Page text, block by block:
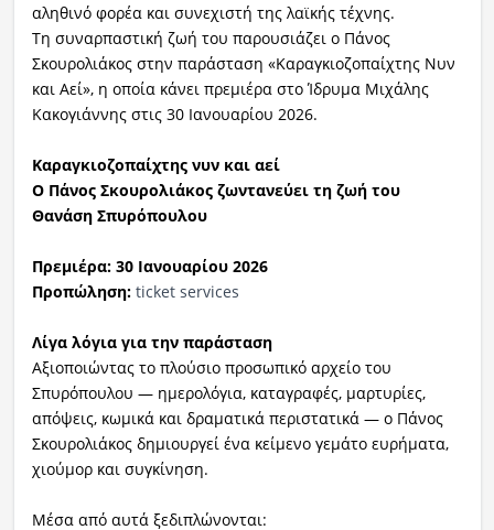
αληθινό φορέα και συνεχιστή της λαϊκής τέχνης.
Τη συναρπαστική ζωή του παρουσιάζει ο Πάνος
Σκουρολιάκος στην παράσταση «Καραγκιοζοπαίχτης Νυν
και Αεί», η οποία κάνει πρεμιέρα στο Ίδρυμα Μιχάλης
Κακογιάννης στις 30 Ιανουαρίου 2026.
Καραγκιοζοπαίχτης νυν και αεί
Ο Πάνος Σκουρολιάκος ζωντανεύει τη ζωή του
Θανάση Σπυρόπουλου
Πρεμιέρα: 30 Ιανουαρίου 2026
Προπώληση: ticket services
Λίγα λόγια για την παράσταση
Αξιοποιώντας το πλούσιο προσωπικό αρχείο του
Σπυρόπουλου — ημερολόγια, καταγραφές, μαρτυρίες,
απόψεις, κωμικά και δραματικά περιστατικά — ο Πάνος
Σκουρολιάκος δημιουργεί ένα κείμενο γεμάτο ευρήματα,
χιούμορ και συγκίνηση.
Μέσα από αυτά ξεδιπλώνονται: